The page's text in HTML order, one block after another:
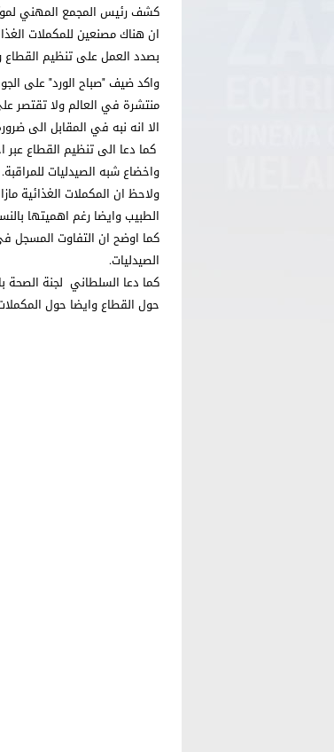
كشف رئيس المجمع المهني
ان هناك مصنعين للمكملات
بصدد العمل على تنظيم القطاع
واكد ضيف "صباح الورد" على
منتشرة في العالم ولا تقتصر
الا انه نبه في المقابل الى
واخضاع شبه الصيدليات للمراقبة.
ولاحظ ان المكملات الغذائية
الطبيب وايضا رغم اهميتها
كما اوضح ان التفاوت المسجل
الصيدليات.
كما دعا السلطاني لجنة الصحة
حول القطاع وايضا حول